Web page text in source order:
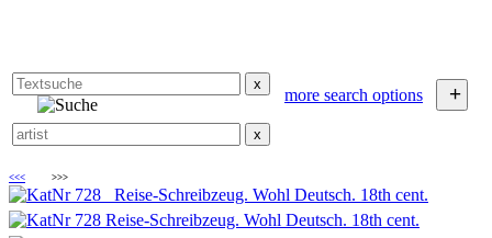
x
more search options +
x
<<< >>>